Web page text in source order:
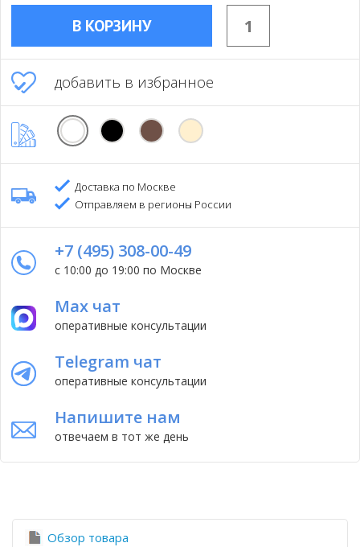
В КОРЗИНУ
добавить в избранное
Доставка по Москве
Отправляем в регионы России
+7 (495) 308-00-49
с 10:00 до 19:00 по Москве
Max чат
оперативные консультации
Telegram чат
оперативные консультации
Напишите нам
отвечаем в тот же день
Обзор товара